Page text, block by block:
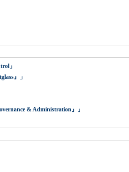
」
』」
& Administration』」